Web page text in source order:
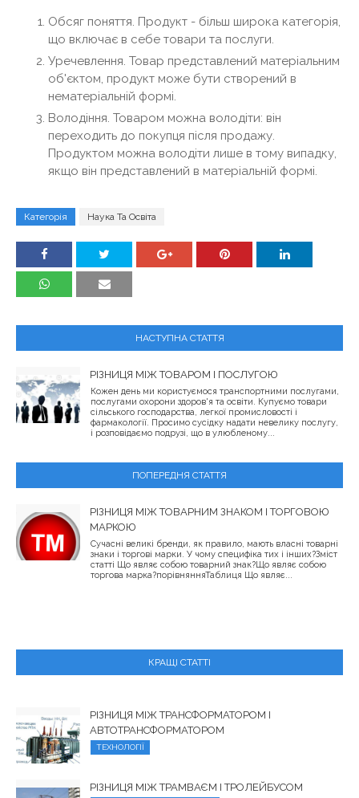
Обсяг поняття. Продукт - більш широка категорія,
що включає в себе товари та послуги.
Уречевлення. Товар представлений матеріальним
об'єктом, продукт може бути створений в
нематеріальній формі.
Володіння. Товаром можна володіти: він
переходить до покупця після продажу.
Продуктом можна володіти лише в тому випадку,
якщо він представлений в матеріальній формі.
Категорія Наука Та Освіта
НАСТУПНА СТАТТЯ
РІЗНИЦЯ МІЖ ТОВАРОМ І ПОСЛУГОЮ
Кожен день ми користуємося транспортними послугами,
послугами охорони здоров'я та освіти. Купуємо товари
сільського господарства, легкої промисловості і
фармакології. Просимо сусідку надати невелику послугу,
і розповідаємо подрузі, що в улюбленому...
ПОПЕРЕДНЯ СТАТТЯ
РІЗНИЦЯ МІЖ ТОВАРНИМ ЗНАКОМ І ТОРГОВОЮ
МАРКОЮ
Сучасні великі бренди, як правило, мають власні товарні
знаки і торгові марки. У чому специфіка тих і інших?Зміст
статті Що являє собою товарний знак?Що являє собою
торгова марка?порівнянняТаблиця Що являє...
КРАЩІ СТАТТІ
РІЗНИЦЯ МІЖ ТРАНСФОРМАТОРОМ І
АВТОТРАНСФОРМАТОРОМ
ТЕХНОЛОГІЇ
РІЗНИЦЯ МІЖ ТРАМВАЄМ І ТРОЛЕЙБУСОМ